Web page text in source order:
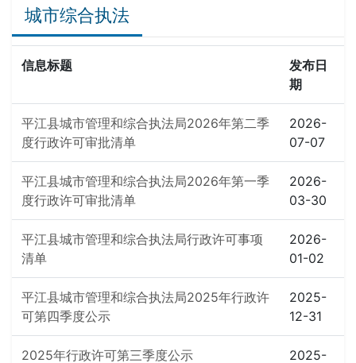
城市综合执法
信息标题
发布日
期
平江县城市管理和综合执法局2026年第二季
度行政许可审批清单
2026-
07-07
平江县城市管理和综合执法局2026年第一季
度行政许可审批清单
2026-
03-30
平江县城市管理和综合执法局行政许可事项
清单
2026-
01-02
平江县城市管理和综合执法局2025年行政许
可第四季度公示
2025-
12-31
2025年行政许可第三季度公示
2025-